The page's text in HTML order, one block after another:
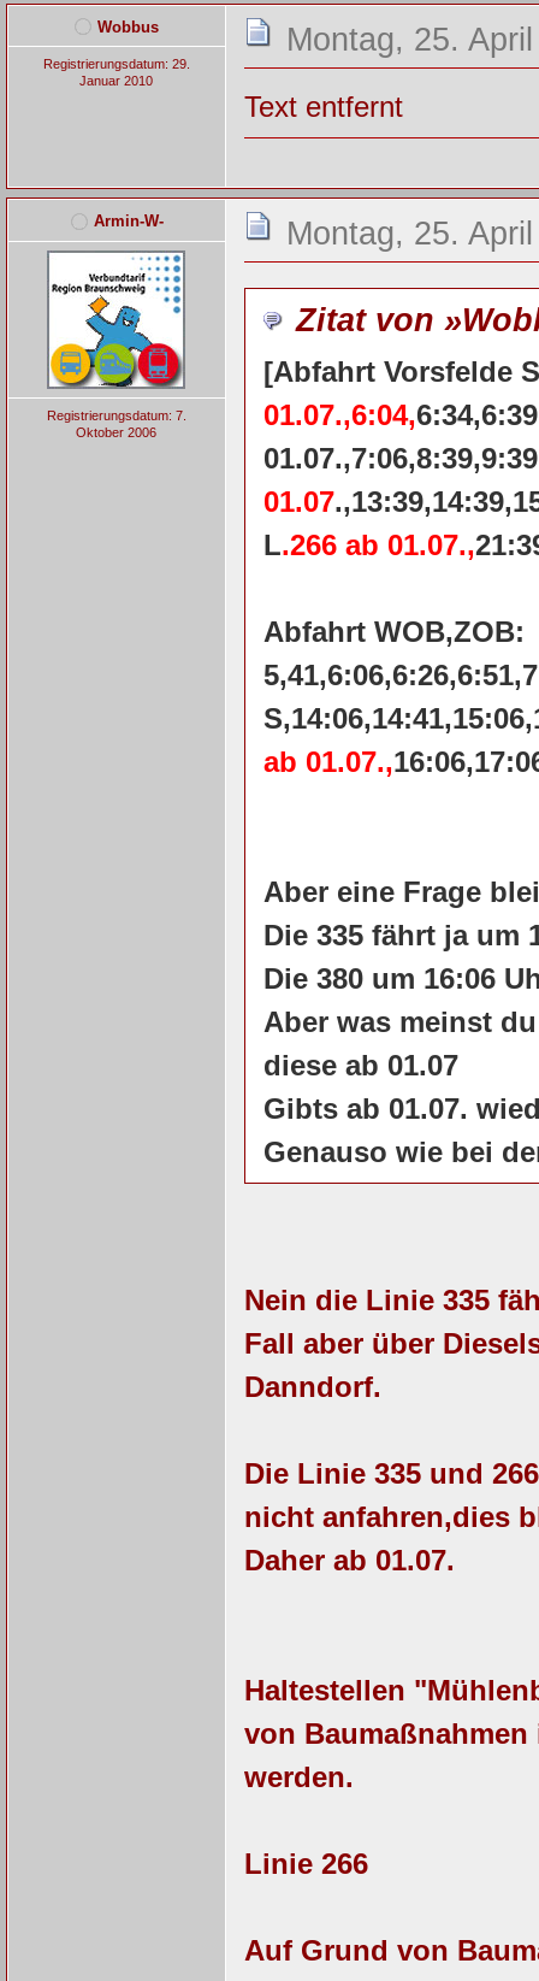
Wobbus
Registrierungsdatum: 29.
Januar 2010
Montag, 25.
Text entfernt
Armin-W-
Registrierungsdatum: 7.
Oktober 2006
Montag, 25.
Zitat von
[Abfahrt Vorsfelde
01.07.,6:04,
01.07
L.266 ab 01.07.,
Abfahrt WOB,ZOB:
ab 01.07.,
Aber eine Frage
Die 335 fährt ja um
Die 380 um 16:06
Aber was meinst
diese ab 01.07
Gibts ab 01.07.
Genauso wie bei
Nein die Linie 335
Fall aber über
Danndorf.
Die Linie 335 und
nicht anfahren,dies
Daher ab 01.07.
Haltestellen
von
werden.
Linie 266
Auf Grund von